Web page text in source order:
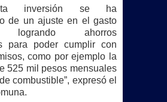
inversión se ha
de un ajuste en el gasto
logrando ahorros
para poder cumplir con
como por ejemplo la
525 mil pesos mensuales
combustible”, expresó el